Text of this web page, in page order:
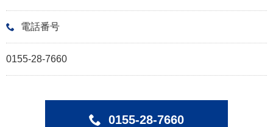
電話番号
0155-28-7660
0155-28-7660